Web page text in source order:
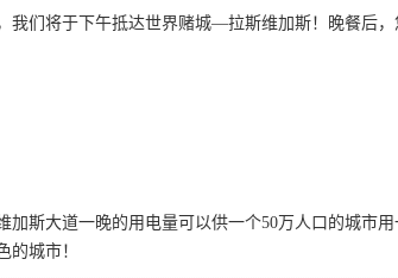
我们将于下午抵达世界赌城—拉斯维加斯！晚餐后，
斯大道一晚的用电量可以供一个50万人口的城市
城市！